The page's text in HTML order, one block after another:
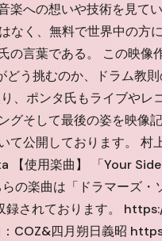
楽への想いや技術を見て
なく、無料で世界中の方
の言葉である。 この映像
どう挑むのか、ドラム教
、ポンタ氏もライブやレ
そして最後の姿を映像
て公開しております。
使用楽曲】 「Your Side
楽曲は「ドラマーズ・
録されております。
COZ&四月朔日義昭